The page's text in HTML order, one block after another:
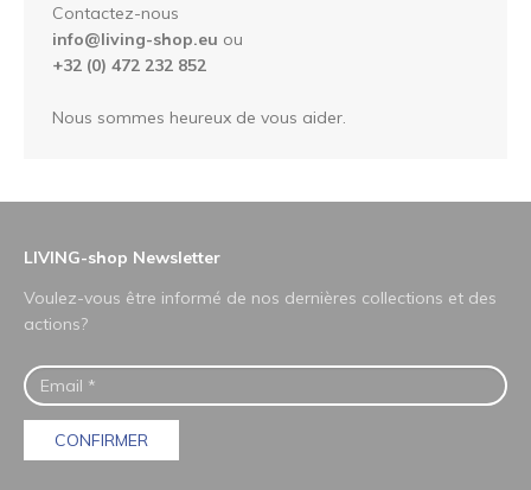
Contactez-nous
info@living-shop.eu ou
+32 (0) 472 232 852
Nous sommes heureux de vous aider.
LIVING-shop Newsletter
Voulez-vous être informé de nos dernières collections et des
actions?
CONFIRMER